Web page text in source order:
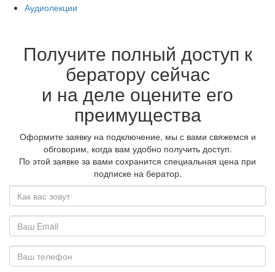
Аудиолекции
Получите полный доступ к
бератору сейчас
и на деле оцените его
преимущества
Оформите заявку на подключение, мы с вами свяжемся и
обговорим, когда вам удобно получить доступ.
По этой заявке за вами сохранится специальная цена при
подписке на бератор.